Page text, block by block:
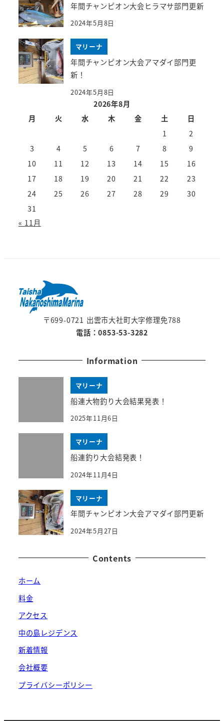
年間チャンピオン大会ヒラマサ部門更新
2024年5月8日
マリーナ
年間チャンピオン大会アマダイ部門更
新！
2024年5月8日
2026年8月
月
火 水 木 金 土
日
1
2
3
4 5 6 7 8
9
10
11 12 13 14 15
16
17
18 19 20 21 22
23
24
25 26 27 28 29
30
31
« 11月
〒699-0721 出雲市大社町大字修理免788
電話：0853-53-3282
Information
マリーナ
船連大物釣り大会結果発表！
2025年11月6日
マリーナ
船連釣り大会結発表！
2024年11月4日
マリーナ
年間チャンピオン大会アマダイ部門更新
2024年5月27日
Contents
ホーム
料金
アクセス
中の島レジデンス
新着情報
会社概要
プライバシーポリシー